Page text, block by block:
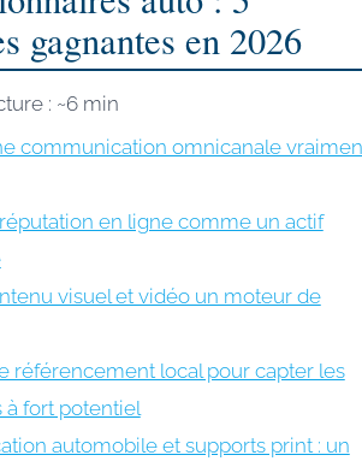
gagnantes en 2026
: ~6 min
communication omnicanale
en ligne comme un actif
visuel et vidéo un moteur de
référencement local pour capter les
à fort potentiel
automobile et supports print : un